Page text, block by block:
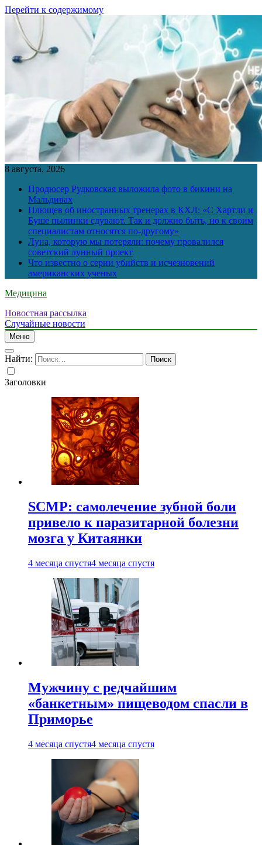
Перейти к содержимому
8 августа, 2026
Продюсер Рудковская выложила фото в бикини на
Мальдивах
Плющев об иностранных тренерах в КХЛ: «С Хартли и
Буше пылинки сдувают. Так и должно быть, но к своим
специалистам относятся по-другому»
Луна, которую мы потеряли: почему провалился
советский лунный проект
Что известно о серии убийств и исчезновений
американских ученых
Медицина
Новостная рассылка
Случайные новости
Меню
Найти:
Заголовки
SCMP: самолечение зубной боли
привело к паразитарной болезни
мозга у Китаянки
4 месяца спустя4 месяца спустя
Мужчину с редчайшим
«банкетным» пищеводом спасли в
Приморье
4 месяца спустя4 месяца спустя